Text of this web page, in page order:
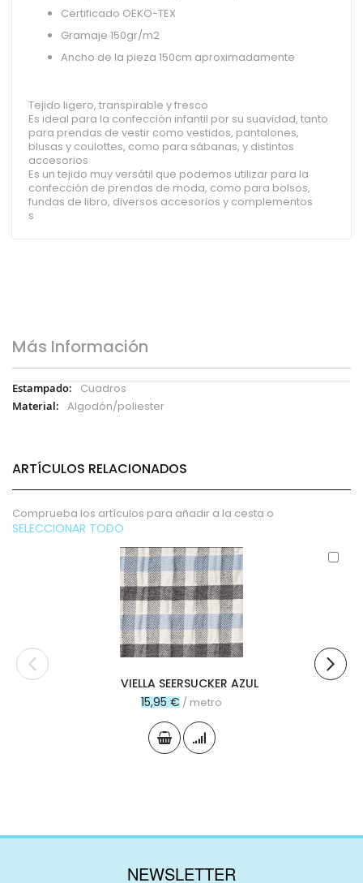
Certificado OEKO-TEX
Gramaje 150gr/m2
Ancho de la pieza 150cm aproximadamente
Tejido ligero, transpirable y fresco
Es ideal para la confección infantil por su suavidad, tanto
para prendas de vestir como vestidos, pantalones,
blusas y coulottes, como para sábanas, y distintos
accesorios
Es un tejido muy versátil que podemos utilizar para la
confección de prendas de moda, como para bolsos,
fundas de libro, diversos accesorios y complementos
s
Más Información
Más
Información
Cuadros
Algodón/poliester
ARTÍCULOS RELACIONADOS
Comprueba los artículos para añadir a la cesta o
SELECCIONAR TODO
VIELLA SEERSUCKER AZUL
15,95 € / metro
NEWSLETTER